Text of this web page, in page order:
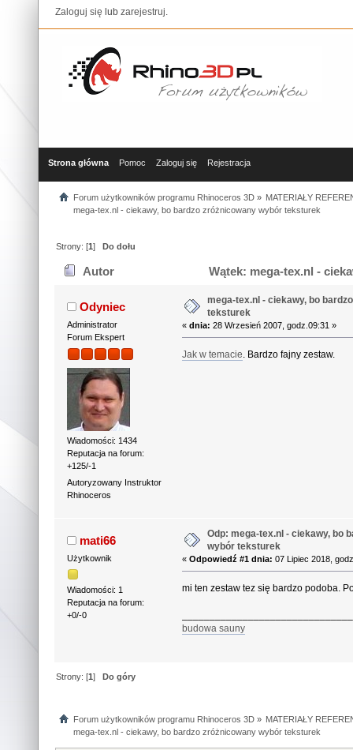
Zaloguj się lub zarejestruj.
Strona główna Pomoc Zaloguj się Rejestracja
Forum użytkowników programu Rhinoceros 3D» MATERIAŁY
mega-tex.nl - ciekawy, bo bardzo zróżnicowany wybór teksturek
Strony: [1]Do dołu
Autor
Wątek: mega-tex.nl -
Odyniec
Administrator
Forum Ekspert
Wiadomości: 1434
Reputacja na forum:
+125/-1
Autoryzowany Instruktor
Rhinoceros
mega-tex.nl - ciekawy, bo
teksturek
«dnia: 28 Wrzesień 2007, godz.09:31 »
Jak w temacie . Bardzo fajny zestaw.
mati66
Użytkownik
Wiadomości: 1
Reputacja na forum:
+0/-0
Odp: mega-tex.nl - ciekawy, bo
wybór teksturek
«Odpowiedź #1 dnia: 07 Lipiec 2018,
mi ten zestaw tez się bardzo podoba.
budowa sauny
Strony: [1]Do góry
Forum użytkowników programu Rhinoceros 3D» MATERIAŁY
mega-tex.nl - ciekawy, bo bardzo zróżnicowany wybór teksturek